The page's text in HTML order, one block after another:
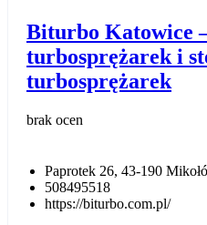
Biturbo Katowice
turbosprężarek i
turbosprężarek
brak ocen
Paprotek 26, 43-190
508495518
https://biturbo.com.pl/